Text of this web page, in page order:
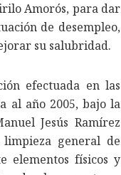
Amorós, para dar
de desempleo,
su salubridad.
efectuada en las
al año 2005, bajo la
Jesús Ramírez
general de
elementos físicos y